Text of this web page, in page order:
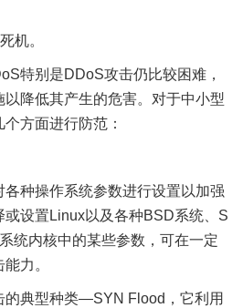
机。
别是DDoS攻击仍比较困难，
降低其产生的危害。对于中小型
方面进行防范：
各种操作系统参数进行设置以加强
或设置Linux以及各种BSD系统、S
统内核中的某些参数，可在一定
力。
典型种类—SYN Flood，它利用